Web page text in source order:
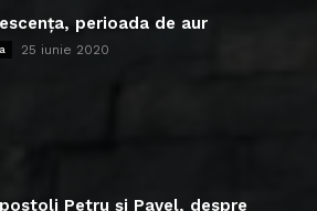
perioada de aur
25 iunie 2020
Petru și Pavel, despre